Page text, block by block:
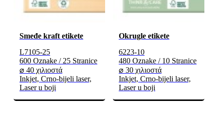
Smeđe kraft etikete
L7105-25
600 Oznake / 25 Stranice
⌀ 40 χιλιοστά
Inkjet, Crno-bijeli laser,
Laser u boji
Okrugle etikete
6223-10
480 Oznake / 10 Stranice
⌀ 30 χιλιοστά
Inkjet, Crno-bijeli laser,
Laser u boji